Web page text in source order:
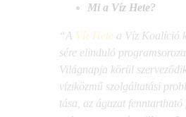
Mi a Víz Hete?
“A Víz Hete a Víz Koa­lí­ció
sé­re elin­du­ló
Világ­nap­ja körül
vízi­köz­mű szol­gál­ta­tá­si
tá­sa, az ága­zat